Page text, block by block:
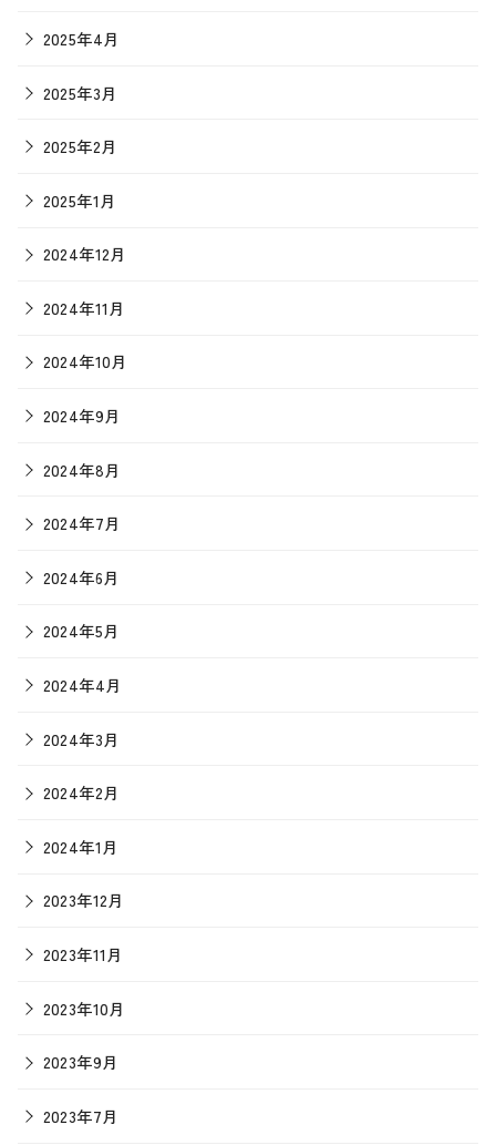
2025年4月
2025年3月
2025年2月
2025年1月
2024年12月
2024年11月
2024年10月
2024年9月
2024年8月
2024年7月
2024年6月
2024年5月
2024年4月
2024年3月
2024年2月
2024年1月
2023年12月
2023年11月
2023年10月
2023年9月
2023年7月